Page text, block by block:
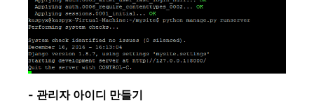
- 관리자 아이디 만들기